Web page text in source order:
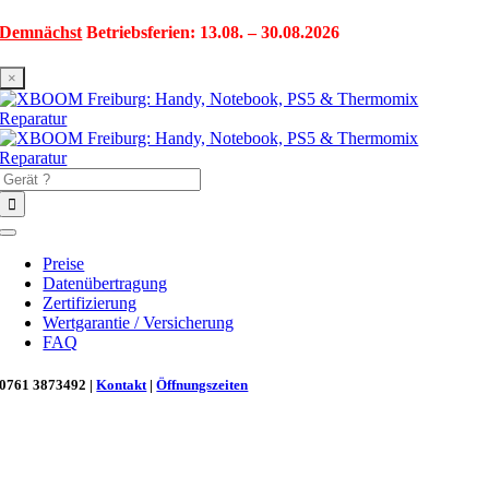
Zum
springen
Demnächst Betriebsferien: 13.08. – 30.08.2026
×
Toggle
Navigation
Preise
Datenübertragung
Zertifizierung
Wertgarantie / Versicherung
FAQ
0761 3873492 |Kontakt |Öffnungszeiten